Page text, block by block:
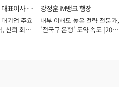
표이사 사
대기업 주요
, 신뢰 회복
강정훈 iM뱅크 행장
내부 이해도 높은 전략 전문가,
'전국구 은행' 도약 속도 [2026